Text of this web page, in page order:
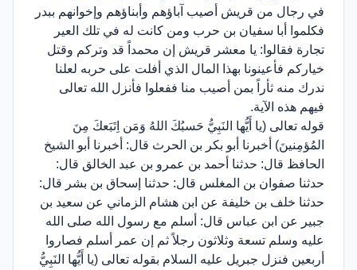
في رجال من قريش أصيب آباؤهم وأبناؤهم وإخوانهم ببدر
فكلموا أبا سفيان بن حرب ومن كانت له في تلك العير
تجارة فقالوا: يا معشر قريش إن محمداً قد وتركم وقتل
خياركم فأعينونا بهذا المال الذي أفلت على حربه لعلنا
ندرك منه ثأراً بمن أصيب منا ففعلوا فأنزل الله تعالى
فيهم هذه الآية.
قوله تعالى (يا أَيُّها النَبِيُّ حَسبُكَ اللهُ وَمَن اِتَبَعكَ مِنَ
المُؤمِنينَ) أخبرنا أبو بكر بن الحرث قال: أخبرنا أبو الشيخ
الحافظ قال: حدثنا أحمد بن عمرو بن عبد الخالق قال:
حدثنا صفوان بن المغلس قال: حدثنا إسحاق بن بشر قال:
حدثنا خلف بن خليفة عن ابن هشام الزماني عن سعيد بن
جبير عن ابن عباس قال: أسلم مع رسول الله صلى الله
عليه وسلم تسعة وثلاثون رجلاً ثم إن عمر أسلم فصاروا
أربعين فنزل جبريل عليه السلام بقوله تعالى (يا أَيُّها النَبِيُّ